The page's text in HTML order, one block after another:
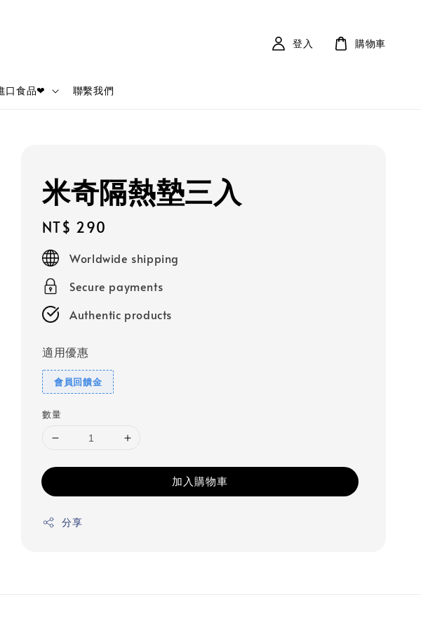
口食品❤ 聯繫我們
登入 購物車
米奇隔熱墊三入
Regular
price
NT$ 290
Worldwide shipping
Secure payments
Authentic products
適用優惠
會員回饋金
數量
加入購物車
分享